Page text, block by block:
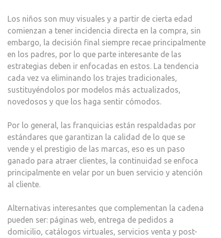
Los niños son muy visuales y a partir de cierta edad
comienzan a tener incidencia directa en la compra, sin
embargo, la decisión final siempre recae principalmente
en los padres, por lo que parte interesante de las
estrategias deben ir enfocadas en estos. La tendencia
cada vez va eliminando los trajes tradicionales,
sustituyéndolos por modelos más actualizados,
novedosos y que los haga sentir cómodos.
Por lo general, las franquicias están respaldadas por
estándares que garantizan la calidad de lo que se
vende y el prestigio de las marcas, eso es un paso
ganado para atraer clientes, la continuidad se enfoca
principalmente en velar por un buen servicio y atención
al cliente.
Alternativas interesantes que complementan la cadena
pueden ser: páginas web, entrega de pedidos a
domicilio, catálogos virtuales, servicios venta y post-